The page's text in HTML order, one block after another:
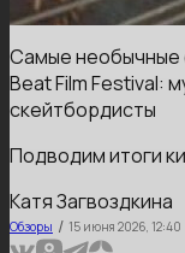
Самые необычные
Beat Film Festival:
скейтбордисты
Подводим итоги
Катя Загвоздкина
Обзоры / 15 июня 2026, 12:40